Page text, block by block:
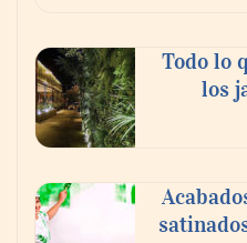
Paso a paso: ¿cómo
transición a la
InfoBlock
Todo lo
los